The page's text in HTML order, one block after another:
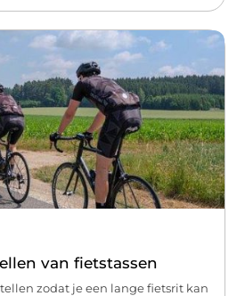
van fietstassen
zodat je een lange fietsrit kan